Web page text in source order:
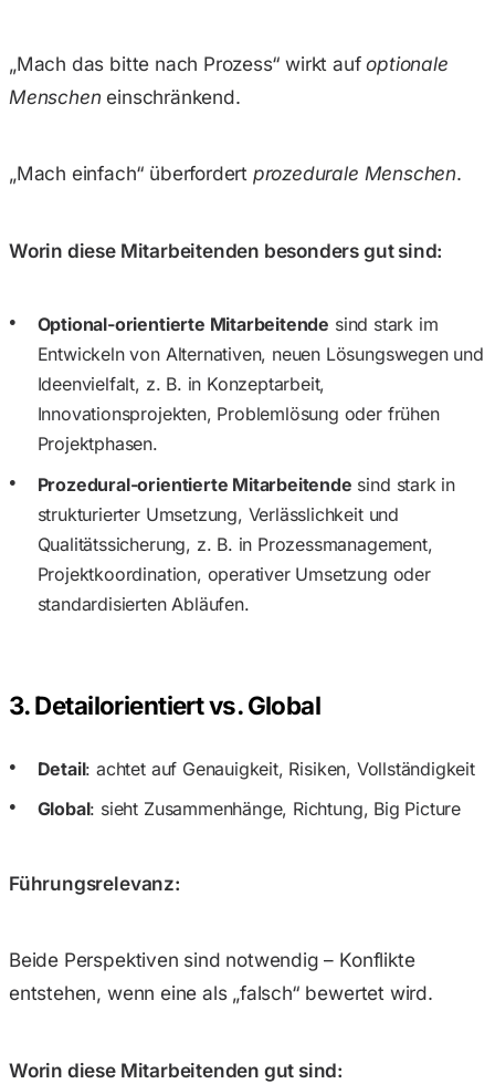
„Mach das bitte nach Prozess“ wirkt aufoptionale
Menschen einschränkend.
„Mach einfach“ überfordert prozedurale Menschen.
Worin diese Mitarbeitenden besonders gut sind:
Optional-orientierte Mitarbeitende sind stark im
Entwickeln von Alternativen, neuen Lösungswegen und
Ideenvielfalt, z. B. in Konzeptarbeit,
Innovationsprojekten, Problemlösung oder frühen
Projektphasen.
Prozedural-orientierte Mitarbeitende sind stark in
strukturierter Umsetzung, Verlässlichkeit und
Qualitätssicherung, z. B. in Prozessmanagement,
Projektkoordination, operativer Umsetzung oder
standardisierten Abläufen.
3. Detailorientiert vs. Global
Detail: achtet auf Genauigkeit, Risiken, Vollständigkeit
Global: sieht Zusammenhänge, Richtung, Big Picture
Führungsrelevanz:
Beide Perspektiven sind notwendig – Konflikte
entstehen, wenn eine als „falsch“ bewertet wird.
Worin diese Mitarbeitenden gut sind: